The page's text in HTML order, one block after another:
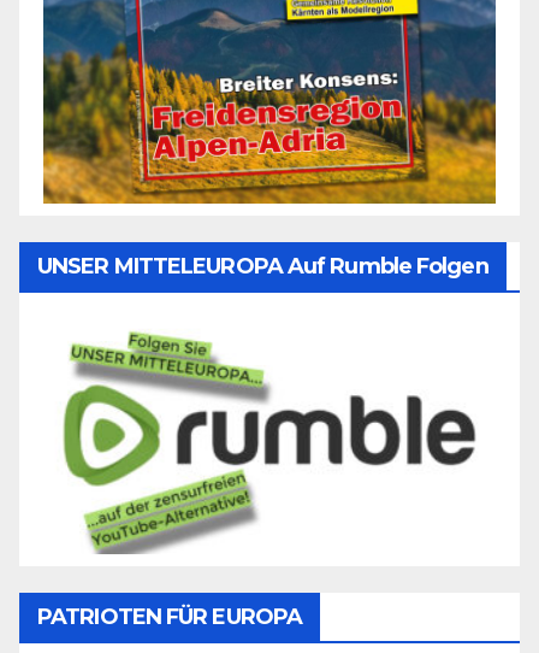
UNSER MITTELEUROPA Auf Rumble Folgen
PATRIOTEN FÜR EUROPA